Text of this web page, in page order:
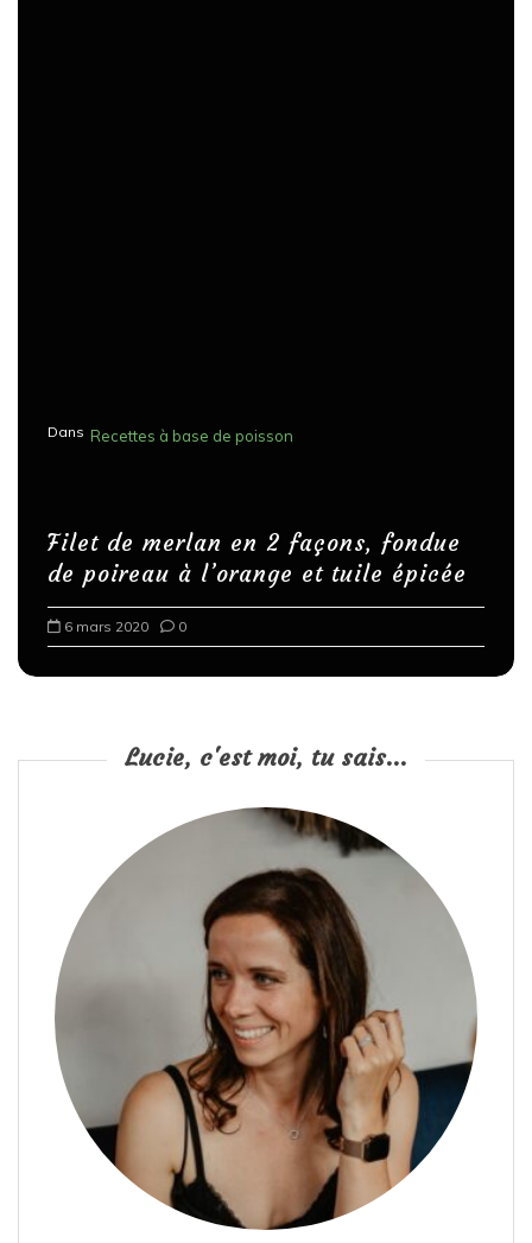
Dans Recettes à base de poisson
Filet de merlan en 2 façons, fondue
de poireau à l’orange et tuile épicée
6 mars 2020 0
Lucie, c'est moi, tu sais...